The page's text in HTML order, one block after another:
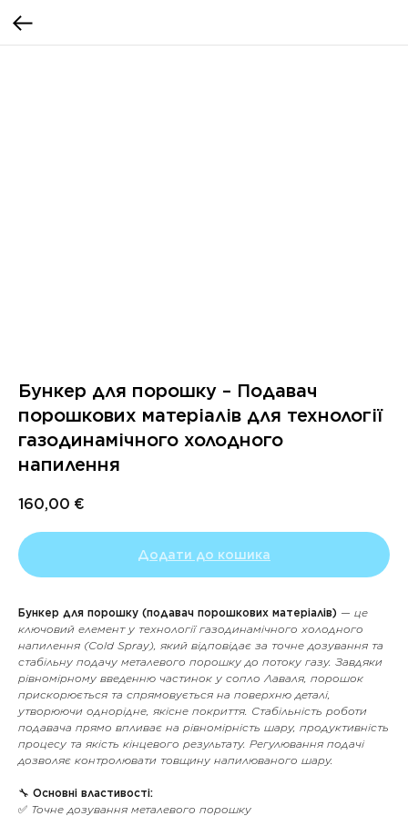
Бункер для порошку – Подавач
порошкових матеріалів для технології
газодинамічного холодного
напилення
160,00 €
Додати до кошика
Бункер для порошку (подавач порошкових матеріалів) — це
ключовий елемент у технології газодинамічного холодного
напилення (Cold Spray), який відповідає за точне дозування та
стабільну подачу металевого порошку до потоку газу. Завдяки
рівномірному введенню частинок у сопло Лаваля, порошок
прискорюється та спрямовується на поверхню деталі,
утворюючи однорідне, якісне покриття. Стабільність роботи
подавача прямо впливає на рівномірність шару, продуктивність
процесу та якість кінцевого результату. Регулювання подачі
дозволяє контролювати товщину напилюваного шару.
🔧 Основні властивості:
✅ Точне дозування металевого порошку